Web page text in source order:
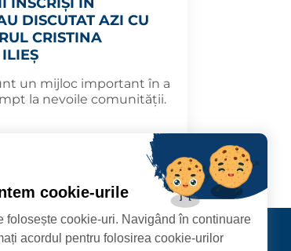
DISCUTAT AZI CU
CRISTINA
un mijloc important în a
la nevoile comunității.
MAI DEPARTE
Contact
cookie-urile
folosește cookie-uri. Navigând în continuare
acordul pentru folosirea cookie-urilor